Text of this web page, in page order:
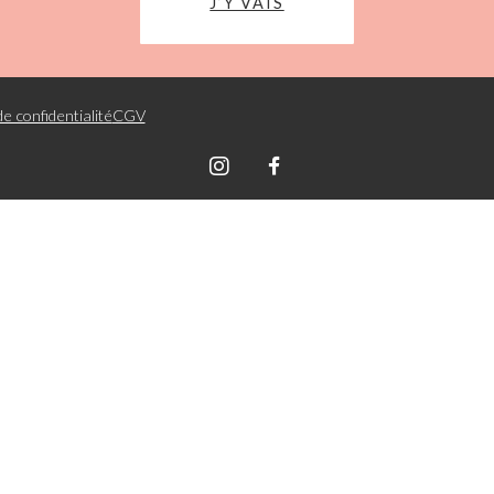
confidentialitéCGV